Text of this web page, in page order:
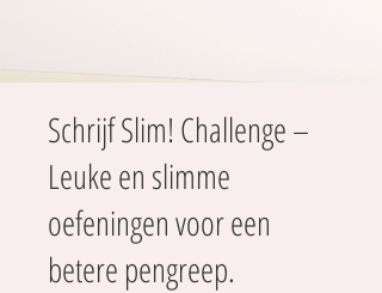
Schrijf Slim! Challenge –
Leuke en slimme
oefeningen voor een
betere pengreep.